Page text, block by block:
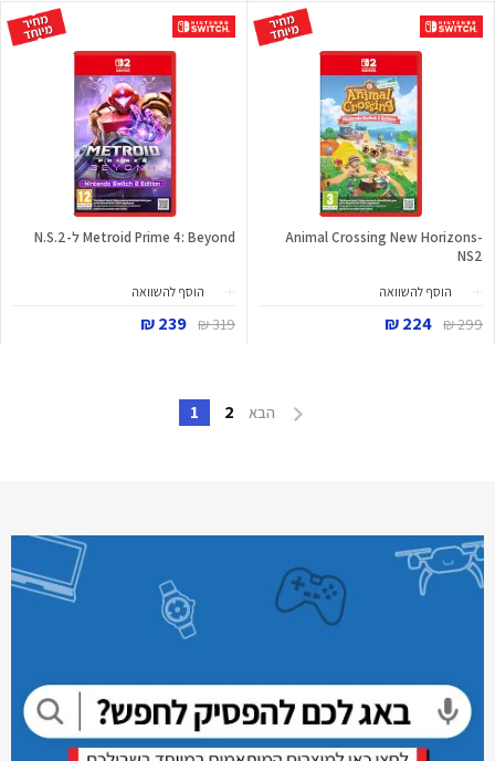
Animal Crossing New Horizons-
NS2
הוסף להשוואה
299 ₪
224 ₪
Metroid Prime 4: Beyond ל-N.S.2
הוסף להשוואה
319 ₪
239 ₪
הבא 2
1